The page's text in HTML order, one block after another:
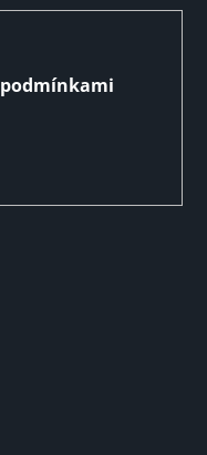
podmínkami